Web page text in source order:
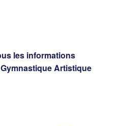
les informations
Artistique